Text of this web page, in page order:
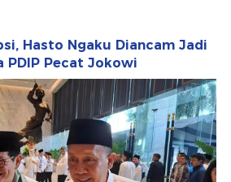
Hasto Ngaku Diancam Jadi
PDIP Pecat Jokowi